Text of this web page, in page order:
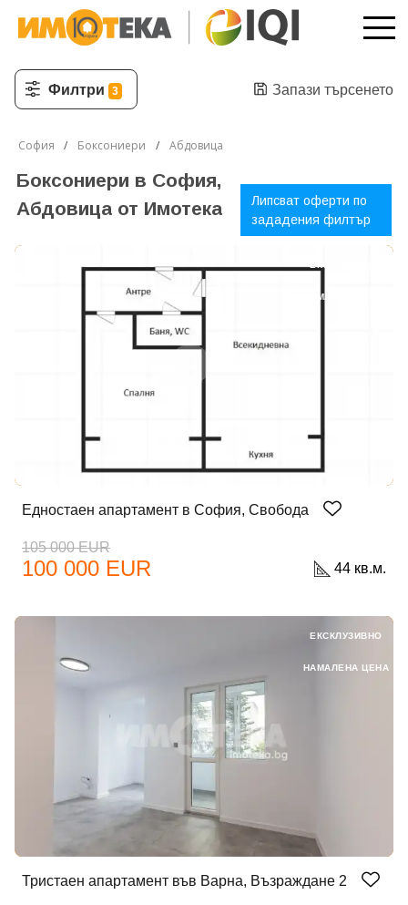
Филтри 3 Запази търсенето
София Боксониери Абдовица
Боксониери в София,
Абдовица от Имотека
Липсват оферти по
зададения филтър
Едностаен апартамент в София, Свобода
105 000 EUR
100 000 EUR 44 кв.м.
ЕКСКЛУЗИВНО
НАМАЛЕНА ЦЕНА
Тристаен апартамент във Варна, Възраждане 2
ЕКСКЛУЗИВНО
НАМАЛЕНА ЦЕНА